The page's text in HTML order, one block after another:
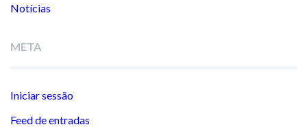
Notícias
META
Iniciar sessão
Feed de entradas